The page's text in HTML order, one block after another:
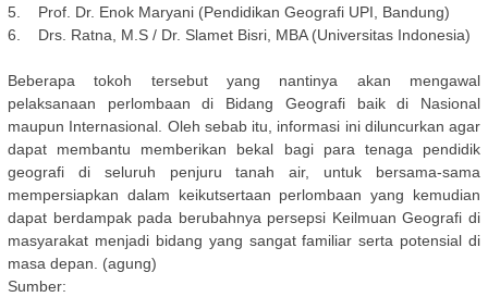
5. Prof. Dr. Enok Maryani (Pendidikan Geografi UPI, Bandung)
6. Drs. Ratna, M.S / Dr. Slamet Bisri, MBA (Universitas Indonesia)
Beberapa tokoh tersebut yang nantinya akan mengawal
pelaksanaan perlombaan di Bidang Geografi baik di Nasional
maupun Internasional. Oleh sebab itu, informasi ini diluncurkan agar
dapat membantu memberikan bekal bagi para tenaga pendidik
geografi di seluruh penjuru tanah air, untuk bersama-sama
mempersiapkan dalam keikutsertaan perlombaan yang kemudian
dapat berdampak pada berubahnya persepsi Keilmuan Geografi di
masyarakat menjadi bidang yang sangat familiar serta potensial di
masa depan. (agung)
Sumber: